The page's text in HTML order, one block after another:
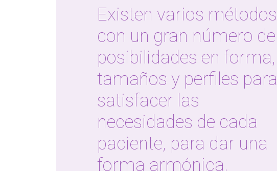
Existen varios métodos
con un gran número de
posibilidades en forma,
tamaños y perfiles para
satisfacer las
necesidades de cada
paciente, para dar una
forma armónica,